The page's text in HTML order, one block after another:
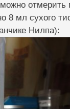
можно
8 мл сухого
Нилпа):